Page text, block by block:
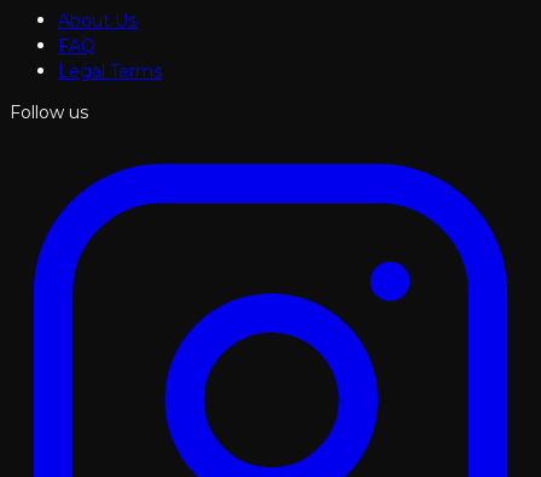
About Us
FAQ
Legal Terms
Follow us